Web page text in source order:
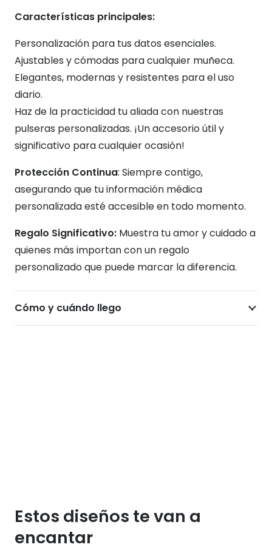
Características principales:
Personalización para tus datos esenciales.
Ajustables y cómodas para cualquier muñeca.
Elegantes, modernas y resistentes para el uso
diario.
Haz de la practicidad tu aliada con nuestras
pulseras personalizadas. ¡Un accesorio útil y
significativo para cualquier ocasión!
Protección Continua: Siempre contigo,
asegurando que tu información médica
personalizada esté accesible en todo momento.
Regalo Significativo: Muestra tu amor y cuidado a
quienes más importan con un regalo
personalizado que puede marcar la diferencia.
Cómo y cuándo llego
Estos diseños te van a
encantar